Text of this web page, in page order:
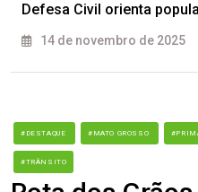
Defesa Civil orienta
14 de novembro de 2025
#DESTAQUE #MATO GROSSO
#TRÂNSITO